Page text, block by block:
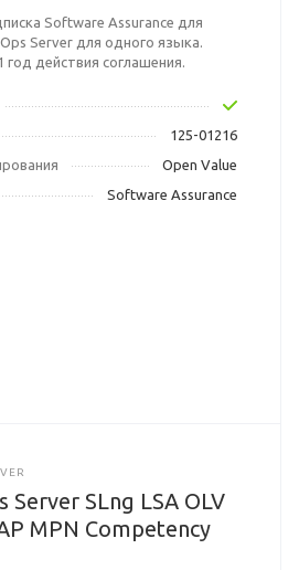
Software Assurance для
Server для одного языка.
год действия соглашения.
125-01216
Open Value
Software Assurance
Server SLng LSA OLV
MPN Competency